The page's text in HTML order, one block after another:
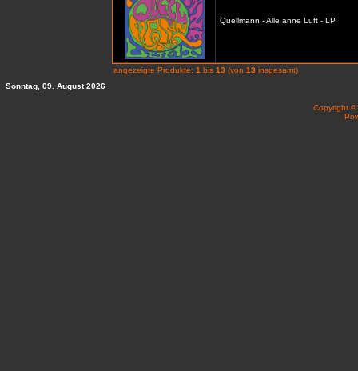
Quellmann - Alle anne Luft - LP
angezeigte Produkte: 1 bis 13 (von 13 insgesamt)
Sonntag, 09. August 2026
Copyright